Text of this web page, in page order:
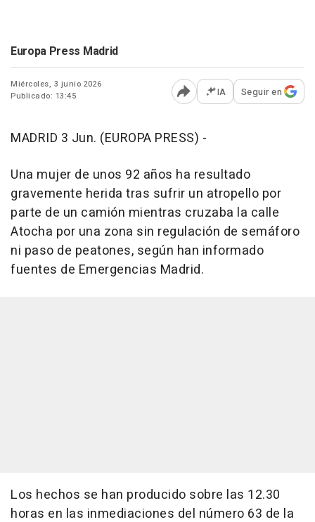
Europa Press Madrid
Miércoles, 3 junio 2026
Publicado: 13:45
Abrir opciones para
IA Seguir en
MADRID 3 Jun. (EUROPA PRESS) -
Una mujer de unos 92 años ha resultado
gravemente herida tras sufrir un atropello por
parte de un camión mientras cruzaba la calle
Atocha por una zona sin regulación de semáforo
ni paso de peatones, según han informado
fuentes de Emergencias Madrid.
Los hechos se han producido sobre las 12.30
horas en las inmediaciones del número 63 de la